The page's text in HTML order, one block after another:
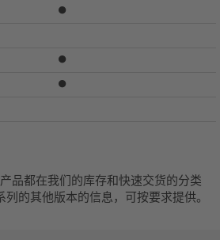
⏺
⏺
⏺
品都在我们的库存和快速交货的分类
的其他版本的信息，可按要求提供。